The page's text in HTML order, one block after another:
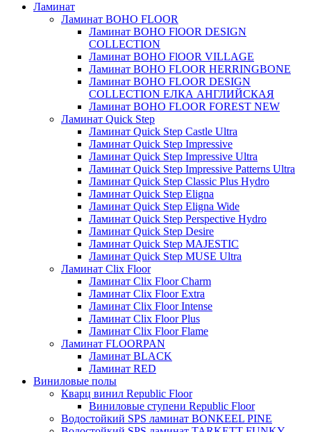
Ламинат
Ламинат BOHO FLOOR
Ламинат BOHO FlOOR DESIGN
COLLECTION
Ламинат BOHO FlOOR VILLAGE
Ламинат BOHO FLOOR HERRINGBONE
Ламинат BOHO FLOOR DESIGN
COLLECTION ЕЛКА АНГЛИЙСКАЯ
Ламинат BOHO FLOOR FOREST NEW
Ламинат Quick Step
Ламинат Quick Step Castle Ultra
Ламинат Quick Step Impressive
Ламинат Quick Step Impressive Ultra
Ламинат Quick Step Impressive Patterns Ultra
Ламинат Quick Step Classic Plus Hydro
Ламинат Quick Step Eligna
Ламинат Quick Step Eligna Wide
Ламинат Quick Step Perspective Hydro
Ламинат Quick Step Desire
Ламинат Quick Step MAJESTIC
Ламинат Quick Step MUSE Ultra
Ламинат Clix Floor
Ламинат Clix Floor Charm
Ламинат Clix Floor Extra
Ламинат Clix Floor Intense
Ламинат Clix Floor Plus
Ламинат Clix Floor Flame
Ламинат FLOORPAN
Ламинат BLACK
Ламинат RED
Виниловые полы
Кварц винил Republic Floor
Виниловые ступени Republic Floor
Водостойкий SPS ламинат BONKEEL PINE